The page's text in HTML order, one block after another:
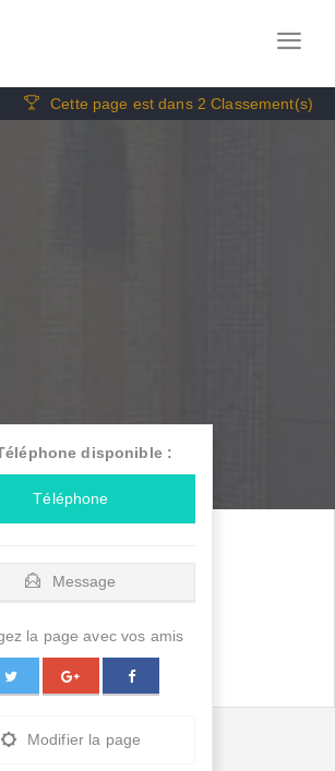
Cette page est dans 2 Classement(s)
disponible :
Téléphone
Message
la page avec vos amis
Modifier la page